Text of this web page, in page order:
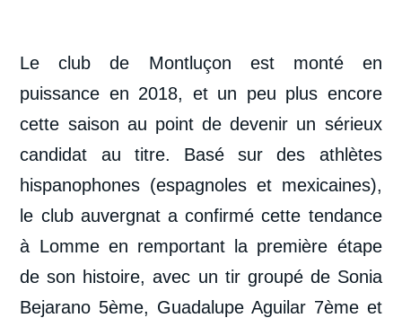
Le club de Montluçon est monté en
puissance en 2018, et un peu plus encore
cette saison au point de devenir un sérieux
candidat au titre. Basé sur des athlètes
hispanophones (espagnoles et mexicaines),
le club auvergnat a confirmé cette tendance
à Lomme en remportant la première étape
de son histoire, avec un tir groupé de Sonia
Bejarano 5ème, Guadalupe Aguilar 7èmeet